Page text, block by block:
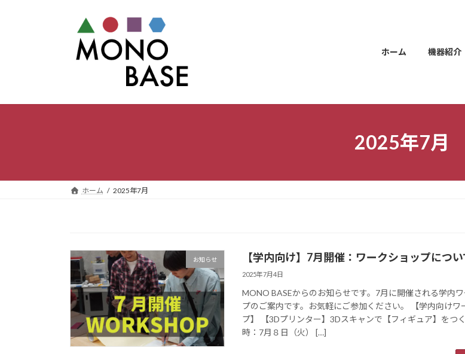
キ
に
ホーム 機器紹介
2025年7月
ホーム 2025年7月
お知らせ 【学内向け】7月開催：ワークショップについ
2025年7月4日
MONO BASEからのお知らせです。7月に開催される学内
プのご案内です。お気軽にご参加ください。 【学内向けワ
プ】 【3Dプリンター】3Dスキャンで【フィギュア】をつ
時：7月８日（火） […]